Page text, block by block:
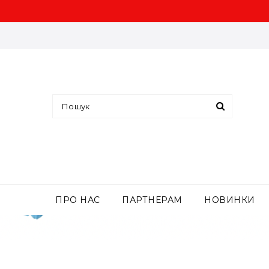
ПРО НАС ПАРТНЕРАМ НОВИНКИ